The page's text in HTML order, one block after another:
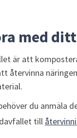
med
är att
återvinna
du anmäla
till